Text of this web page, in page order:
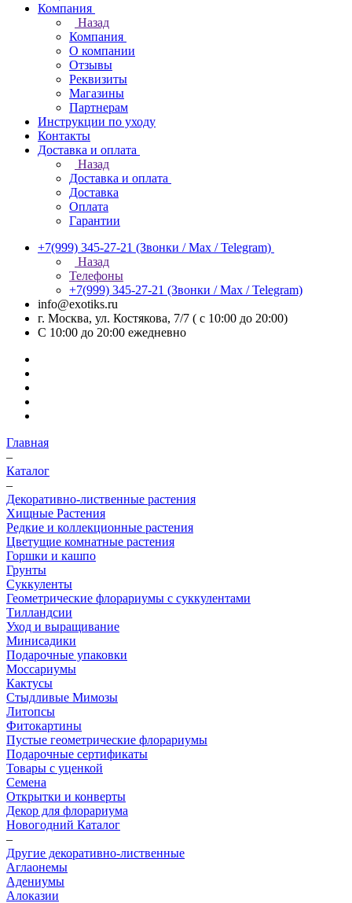
Компания
Назад
Компания
О компании
Отзывы
Реквизиты
Магазины
Партнерам
Инструкции по уходу
Контакты
Доставка и оплата
Назад
Доставка и оплата
Доставка
Оплата
Гарантии
+7(999) 345-27-21 (Звонки / Max / Telegram)
Назад
Телефоны
+7(999) 345-27-21 (Звонки / Max / Telegram)
info@exotiks.ru
г. Москва, ул. Костякова, 7/7 ( с 10:00 до 20:00)
С 10:00 до 20:00 ежедневно
Главная
–
Каталог
–
Декоративно-лиственные растения
Хищные Растения
Редкие и коллекционные растения
Цветущие комнатные растения
Горшки и кашпо
Грунты
Суккуленты
Геометрические флорариумы с суккулентами
Тилландсии
Уход и выращивание
Минисадики
Подарочные упаковки
Моссариумы
Кактусы
Стыдливые Мимозы
Литопсы
Фитокартины
Пустые геометрические флорариумы
Подарочные сертификаты
Товары с уценкой
Семена
Открытки и конверты
Декор для флорариума
Новогодний Каталог
–
Другие декоративно-лиственные
Аглаонемы
Адениумы
Алоказии